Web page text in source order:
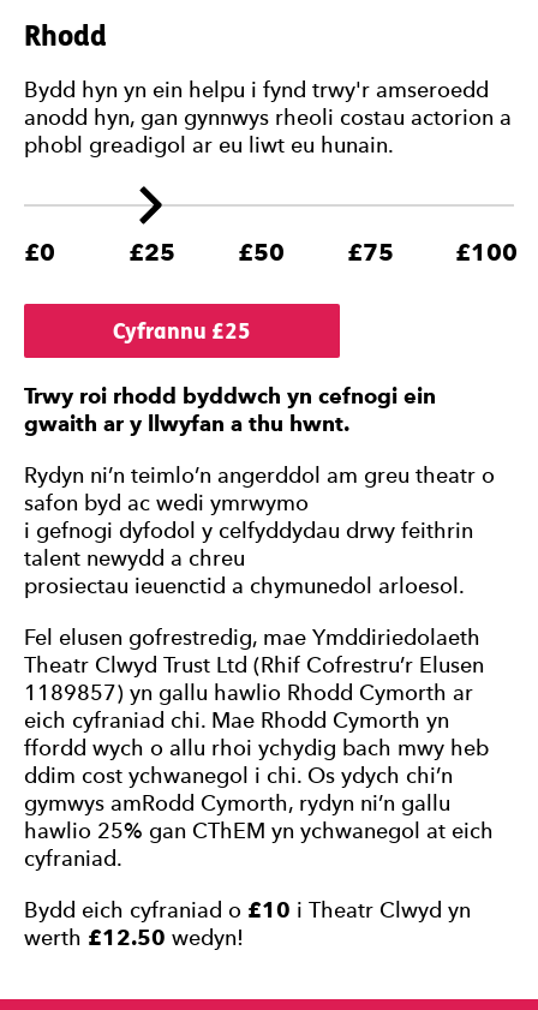
Rhodd
Bydd hyn yn ein helpu i fynd trwy'r amseroedd
anodd hyn, gan gynnwys rheoli costau actorion a
phobl greadigol ar eu liwt eu hunain.
£0 £25 £50 £75 £100
Cyfrannu £25
Trwy roi rhodd byddwch yn cefnogi ein
gwaith ar y llwyfan a thu hwnt.
Rydyn ni’n teimlo’n angerddol am greu theatr o
safon byd ac wedi ymrwymo
i gefnogi dyfodol y celfyddydau drwy feithrin
talent newydd a chreu
prosiectau ieuenctid a chymunedol arloesol.
Fel elusen gofrestredig, mae Ymddiriedolaeth
Theatr Clwyd Trust Ltd (Rhif Cofrestru’r Elusen
1189857) yn gallu hawlio Rhodd Cymorth ar
eich cyfraniad chi. Mae Rhodd Cymorth yn
ffordd wych o allu rhoi ychydig bach mwy heb
ddim cost ychwanegol i chi. Os ydych chi’n
gymwys amRodd Cymorth, rydyn ni’n gallu
hawlio 25% gan CThEM yn ychwanegol at eich
cyfraniad.
Bydd eich cyfraniad o £10 i Theatr Clwyd yn
werth £12.50 wedyn!